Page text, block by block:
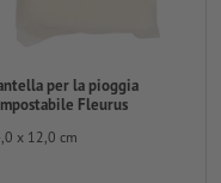
per la pioggia
Fleurus
x 12,0 cm